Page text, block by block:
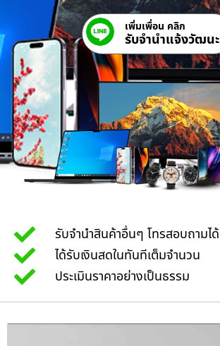
เพิ่มเพื่อน คลิก
รับจํานําแจ้งวัฒนะ
รับจำนำสินค้าอื่นๆ โทรสอบถามได้
ได้รับเงินสดในทันทีเต็มจำนวน
ประเมินราคาอย่างเป็นธรรม